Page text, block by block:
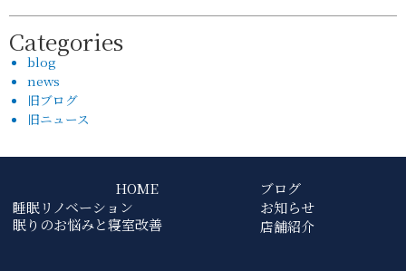
Categories
blog
news
旧ブログ
旧ニュース
HOME
睡眠リノベーション
眠りのお悩みと寝室改善
ブログ
お知らせ
店舗紹介